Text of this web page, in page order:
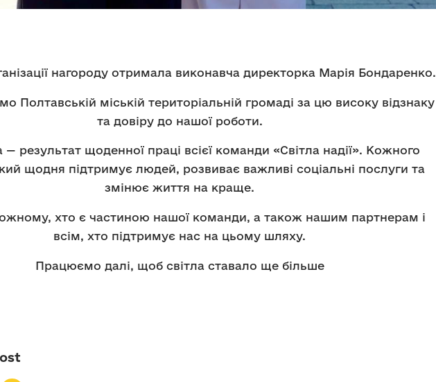
нагороду отримала виконавча директорка Марія Бондаренко.
Полтавській міській територіальній громаді за цю високу відзнаку
та довіру до нашої роботи.
результат щоденної праці всієї команди «Світла надії». Кожного
щодня підтримує людей, розвиває важливі соціальні послуги та
змінює життя на краще.
хто є частиною нашої команди, а також нашим партнерам і
всім, хто підтримує нас на цьому шляху.
Працюємо далі, щоб світла ставало ще більше